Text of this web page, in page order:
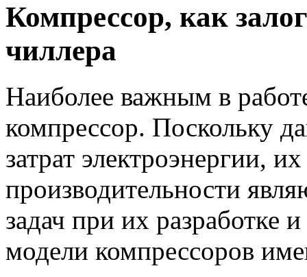
Компрессор, как
чиллера
Наиболее важным в
компрессор. Поскольку
затрат электроэнергии,
производительности
задач при их разработке
модели компрессоров